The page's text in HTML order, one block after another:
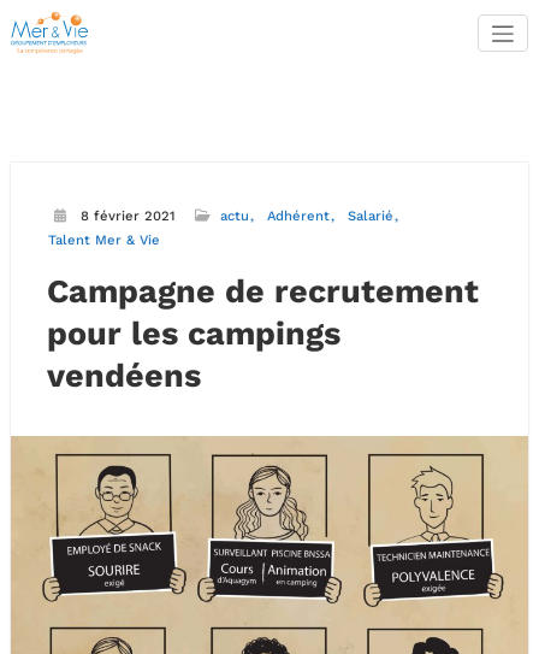
au
contenu
8 février 2021 actu Adhérent
Salarié
Talent Mer & Vie
Campagne de recrutement
pour les campings
vendéens